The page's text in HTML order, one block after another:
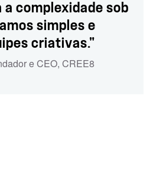
a complexidade sob
simples e
criativas."
e CEO, CREE8